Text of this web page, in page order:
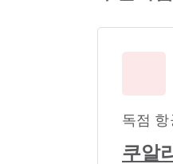
독점
쿠알